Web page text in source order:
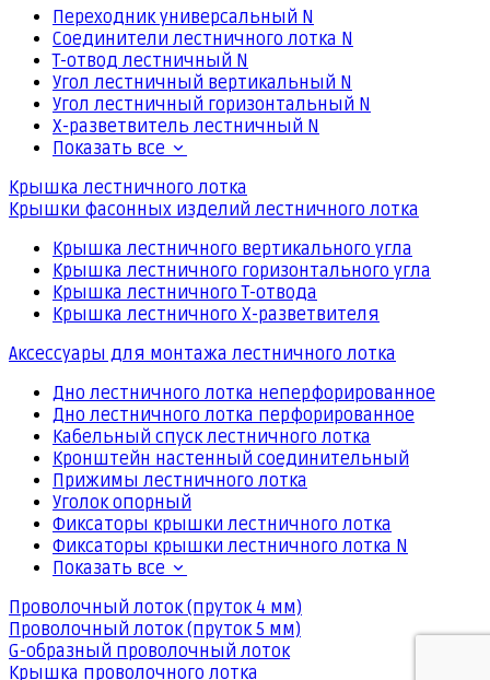
Переходник универсальный N
Соединители лестничного лотка N
Т-отвод лестничный N
Угол лестничный вертикальный N
Угол лестничный горизонтальный N
Х-разветвитель лестничный N
Показать все
Крышка лестничного лотка
Крышки фасонных изделий лестничного лотка
Крышка лестничного вертикального угла
Крышка лестничного горизонтального угла
Крышка лестничного Т-отвода
Крышка лестничного Х-разветвителя
Аксессуары для монтажа лестничного лотка
Дно лестничного лотка неперфорированное
Дно лестничного лотка перфорированное
Кабельный спуск лестничного лотка
Кронштейн настенный соединительный
Прижимы лестничного лотка
Уголок опорный
Фиксаторы крышки лестничного лотка
Фиксаторы крышки лестничного лотка N
Показать все
Проволочный лоток (пруток 4 мм)
Проволочный лоток (пруток 5 мм)
G-образный проволочный лоток
Крышка проволочного лотка